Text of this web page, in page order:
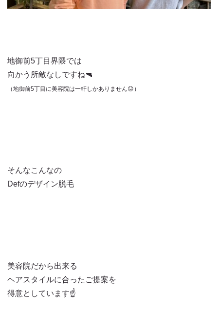
地御前5丁目界隈では
向かう所敵なしですね🔫
（地御前5丁目に美容院は一軒しかありません😛）
そんなこんなの
Defのデザイン脱毛
美容院だから出来る
ヘアスタイルに合ったご提案を
得意としています☝️